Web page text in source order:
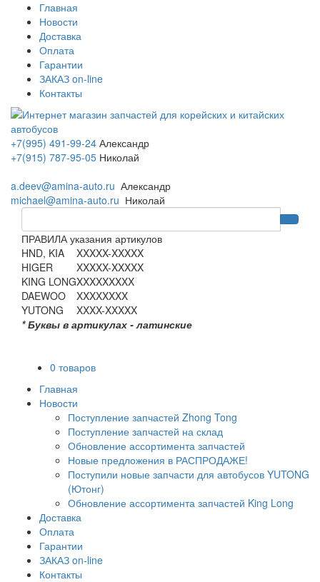
Главная
Новости
Доставка
Оплата
Гарантии
ЗАКАЗ on-line
Контакты
+7(995) 491-99-24 Александр
+7(915) 787-95-05 Николай
a.deev@amina-auto.ru Александр
michael@amina-auto.ru Николай
ПРАВИЛА указания артикулов
HND, KIA
XXXXX-XXXXX
HIGER
XXXXX-XXXXX
KING LONGXXXXXXXXX
DAEWOO
XXXXXXXX
YUTONG
XXXX-XXXXX
* Буквы в артикулах - латинские
0 товаров
Главная
Новости
Поступление запчастей Zhong Tong
Поступление запчастей на склад
Обновление ассортимента запчастей
Новые предложения в РАСПРОДАЖЕ!
Поступили новые запчасти для автобусов YUTONG
(Ютонг)
Обновление ассортимента запчастей King Long
Доставка
Оплата
Гарантии
ЗАКАЗ on-line
Контакты